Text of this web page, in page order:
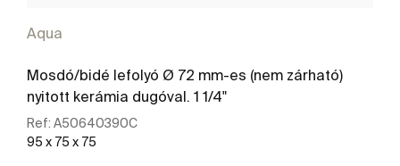
Aqua
Mosdó/bidé lefolyó Ø 72 mm-es (nem zárható)
nyitott kerámia dugóval. 1 1/4"
Ref: A50640390C
95 x 75 x 75